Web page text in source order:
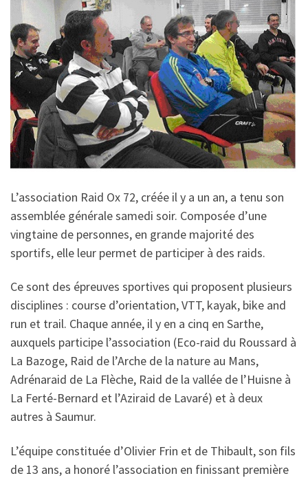
L’association Raid Ox 72, créée il y a un an, a tenu son
assemblée générale samedi soir. Composée d’une
vingtaine de personnes, en grande majorité des
sportifs, elle leur permet de participer à des raids.
Ce sont des épreuves sportives qui proposent plusieurs
disciplines : course d’orientation, VTT, kayak, bike and
run et trail. Chaque année, il y en a cinq en Sarthe,
auxquels participe l’association (Eco-raid du Roussard à
La Bazoge, Raid de l’Arche de la nature au Mans,
Adrénaraid de La Flèche, Raid de la vallée de l’Huisne à
La Ferté-Bernard et l’Aziraid de Lavaré) et à deux
autres à Saumur.
L’équipe constituée d’Olivier Frin et de Thibault, son fils
de 13 ans, a honoré l’association en finissant première